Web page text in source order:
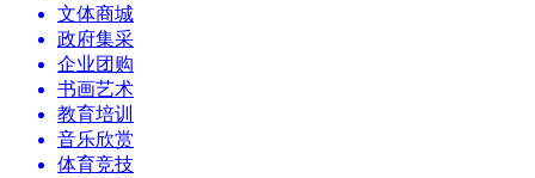
文体商城
政府集采
企业团购
书画艺术
教育培训
音乐欣赏
体育竞技